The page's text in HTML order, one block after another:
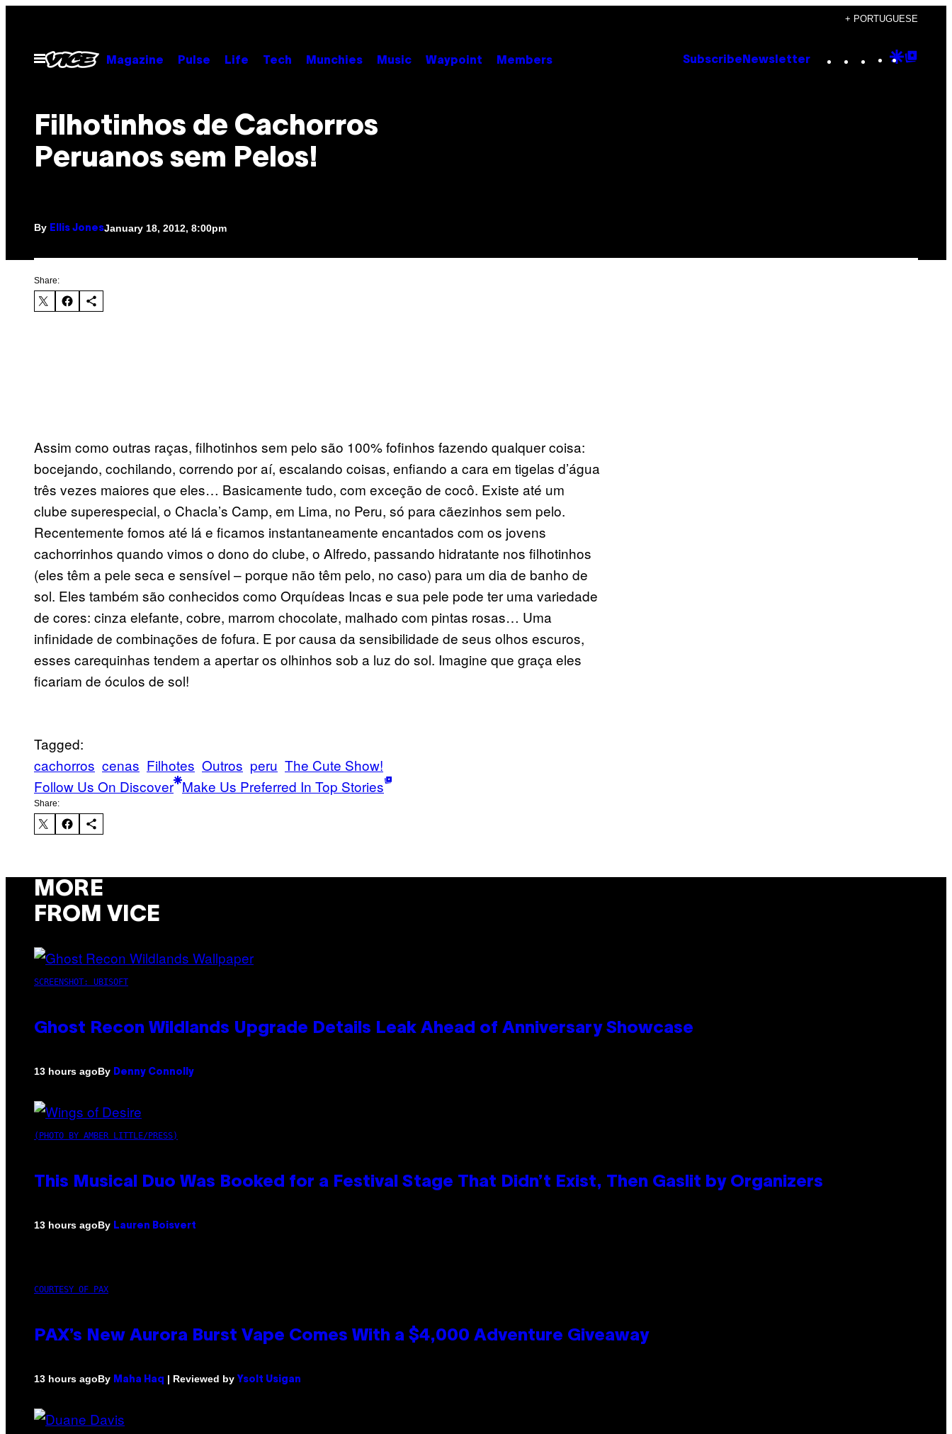
content
+ PORTUGUESE
Open
Menu
Magazine Pulse Life Tech Munchies Music Waypoint Members Subscribe Newsletter Instagram
TikTok
YouTube
Google
Filhotinhos de Cachorros
Peruanos sem Pelos!
By Ellis JonesJanuary 18, 2012, 8:00pm
Share:
Assim como outras raças, filhotinhos sem pelo são 100% fofinhos fazendo qualquer coisa:
bocejando, cochilando, correndo por aí, escalando coisas, enfiando a cara em tigelas d’água
três vezes maiores que eles… Basicamente tudo, com exceção de cocô. Existe até um
clube superespecial, o Chacla’s Camp, em Lima, no Peru, só para cãezinhos sem pelo.
Recentemente fomos até lá e ficamos instantaneamente encantados com os jovens
cachorrinhos quando vimos o dono do clube, o Alfredo, passando hidratante nos filhotinhos
(eles têm a pele seca e sensível – porque não têm pelo, no caso) para um dia de banho de
sol. Eles também são conhecidos como Orquídeas Incas e sua pele pode ter uma variedade
de cores: cinza elefante, cobre, marrom chocolate, malhado com pintas rosas… Uma
infinidade de combinações de fofura. E por causa da sensibilidade de seus olhos escuros,
esses carequinhas tendem a apertar os olhinhos sob a luz do sol. Imagine que graça eles
ficariam de óculos de sol!
Tagged:
cachorros cenas Filhotes Outros peru The Cute Show!
Follow Us On Discover Make Us Preferred In Top Stories
Share:
MORE
FROM VICE
SCREENSHOT: UBISOFT
Ghost Recon Wildlands Upgrade Details Leak Ahead of Anniversary Showcase
13 hours agoBy Denny Connolly
(PHOTO BY AMBER LITTLE/PRESS)
This Musical Duo Was Booked for a Festival Stage That Didn’t Exist, Then Gaslit by Organizers
13 hours agoBy Lauren Boisvert
COURTESY OF PAX
PAX’s New Aurora Burst Vape Comes With a $4,000 Adventure Giveaway
13 hours agoBy Maha Haq | Reviewed by Ysolt Usigan